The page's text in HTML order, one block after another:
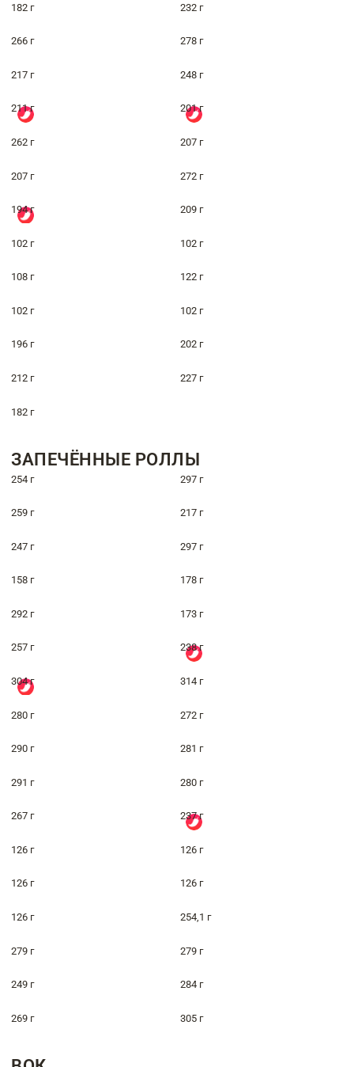
182 г 232 г
266 г 278 г
217 г 248 г
211 г 201 г
262 г 207 г
207 г 272 г
194 г 209 г
102 г 102 г
108 г 122 г
102 г 102 г
196 г 202 г
212 г 227 г
182 г
ЗАПЕЧЁННЫЕ РОЛЛЫ
254 г 297 г
259 г 217 г
247 г 297 г
158 г 178 г
292 г 173 г
257 г 238 г
304 г 314 г
280 г 272 г
290 г 281 г
291 г 280 г
267 г 237 г
126 г 126 г
126 г 126 г
126 г 254,1 г
279 г 279 г
249 г 284 г
269 г 305 г